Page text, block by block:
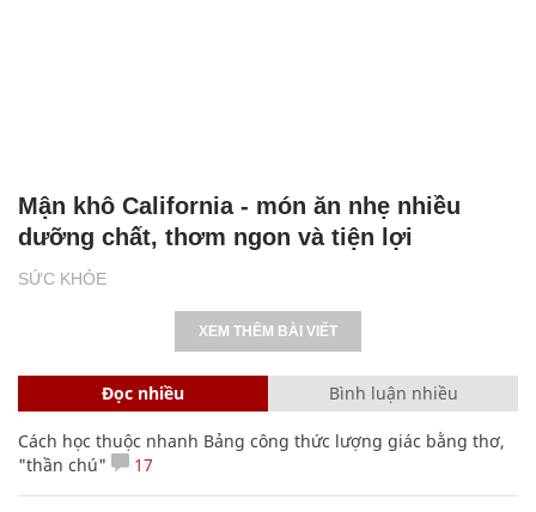
SỨC KHỎE
Mận khô California - món ăn nhẹ nhiều
dưỡng chất, thơm ngon và tiện lợi
XEM THÊM BÀI VIẾT
Đọc nhiều Bình luận nhiều
Cách học thuộc nhanh Bảng công thức lượng giác bằng thơ,
"thần chú"
17